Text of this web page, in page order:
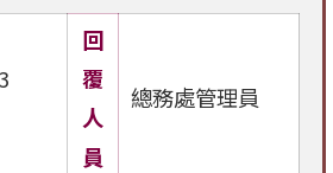
回
覆
人
員
總務處管理員